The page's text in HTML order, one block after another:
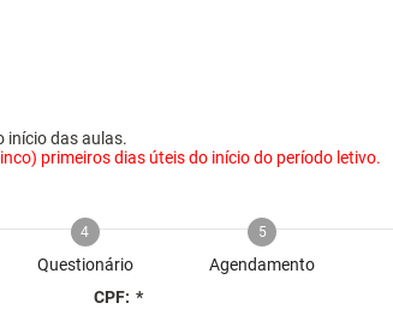
início das aulas.
primeiros dias úteis do início do período letivo.
4
Questionário
5
Agendamento
CPF: *